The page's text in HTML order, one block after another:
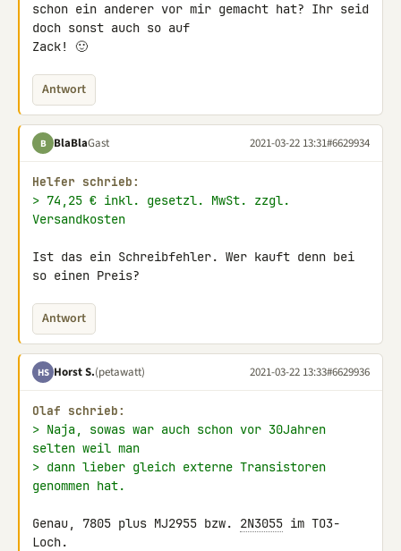
schon ein anderer vor mir gemacht hat? Ihr seid
doch sonst auch so auf
Zack! 🙂
Antwort
B BlaBlaGast 2021-03-22 13:31#6629934
Helfer schrieb:
> 74,25 € inkl. gesetzl. MwSt. zzgl.
Versandkosten
Ist das ein Schreibfehler. Wer kauft denn bei
so einen Preis?
Antwort
HS Horst S.(petawatt) 2021-03-22 13:33#6629936
Olaf schrieb:
> Naja, sowas war auch schon vor 30Jahren
selten weil man
> dann lieber gleich externe Transistoren
genommen hat.
Genau, 7805 plus MJ2955 bzw. 2N3055 im TO3-
Loch.